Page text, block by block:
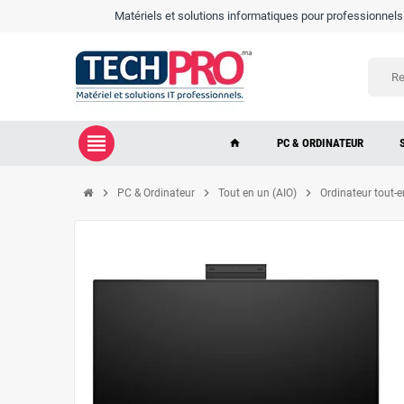
Matériels et solutions informatiques pour
view_headline home PC & ORDINATEUR
chevron_right PC & Ordinateur chevron_right Tout en un (AIO) chevron_right Ordinateur tout-